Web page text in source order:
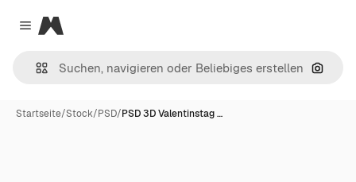
Close menu
Magnific
Nach
Startseite/Stock/PSD/PSD 3D Valentinstag …